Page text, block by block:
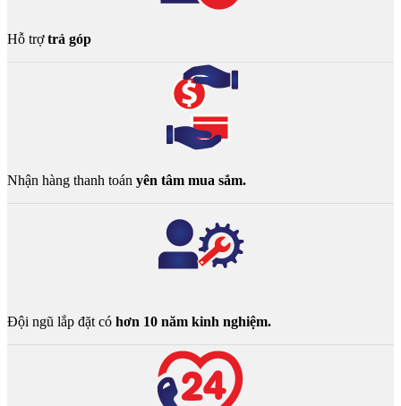
Hỗ trợtrả góp
Nhận hàng thanh toán yên tâm mua sắm.
Đội ngũ lắp đặt có hơn 10 năm kinh nghiệm.